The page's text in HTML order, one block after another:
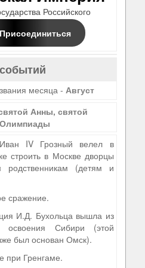
Российского
Присоединиться
месяца -Август
Анны, святой
Олимпиады
IV Грозный велел в
строить в Москве дворцы
родственникам (детям и
сражение.
И.Д. Бухольца вышла из
освоения Сибири (этой
был основан Омск).
при Гренгаме.